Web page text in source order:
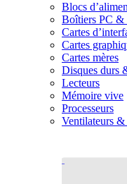
Blocs
Boîtiers PC &
Cartes
Cartes
Cartes mères
Disques durs
Lecteurs
Mémoire vive
Processeurs
Ventilateurs